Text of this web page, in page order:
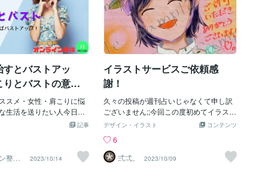
すとバストアッ
りとバストの意外
はスメ・女性・肩こりに悩
生活を送りたい人今日
すとバストアップすると
ライン整体 結（MUSU
用のプランを作成し肩こ
ルートをお教えいたしま
記事
整
2023/10/14
イラストサービスご依頼感
謝！
久々の投稿が週刊占いじゃなくて申し訳
ございません;;今回この度初めてイラスト
サービスの方を購入して頂きました。サ
やかながらこの場で宣伝もさせて頂きた
く思います。上記のような色鉛筆風味や
他には水彩風味のバストアップイラスト
コンテンツ
デザイン・イラスト
6
弍弌。
2023/10/09